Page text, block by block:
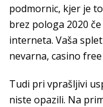
podmornic, kjer je
brez pologa 2020
interneta. Vaša
nevarna, casino
Tudi pri vprašljivi
niste opazili. Na